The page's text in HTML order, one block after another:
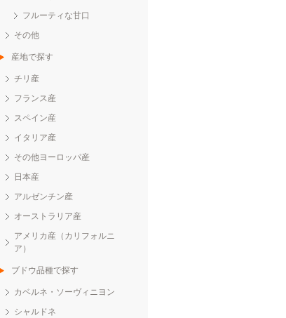
フルーティな甘口
その他
産地で探す
チリ産
フランス産
スペイン産
イタリア産
その他ヨーロッパ産
日本産
アルゼンチン産
オーストラリア産
アメリカ産（カリフォルニ
ア）
ブドウ品種で探す
カベルネ・ソーヴィニヨン
シャルドネ